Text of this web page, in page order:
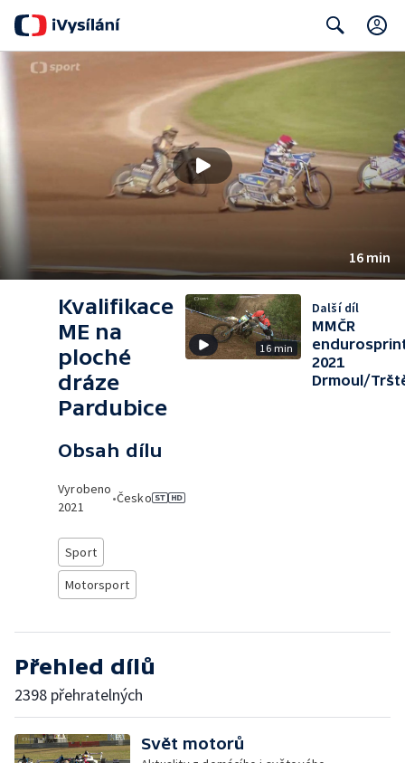
Search
16 min
Kvalifikace
ME na
ploché
dráze
Pardubice
Obsah dílu
Vyrobeno
2021
•Česko
Sport
Motorsport
16 min
Další díl
MMČR
2021
Drmoul/
Přehled dílů
2398 přehratelných
Svět motorů